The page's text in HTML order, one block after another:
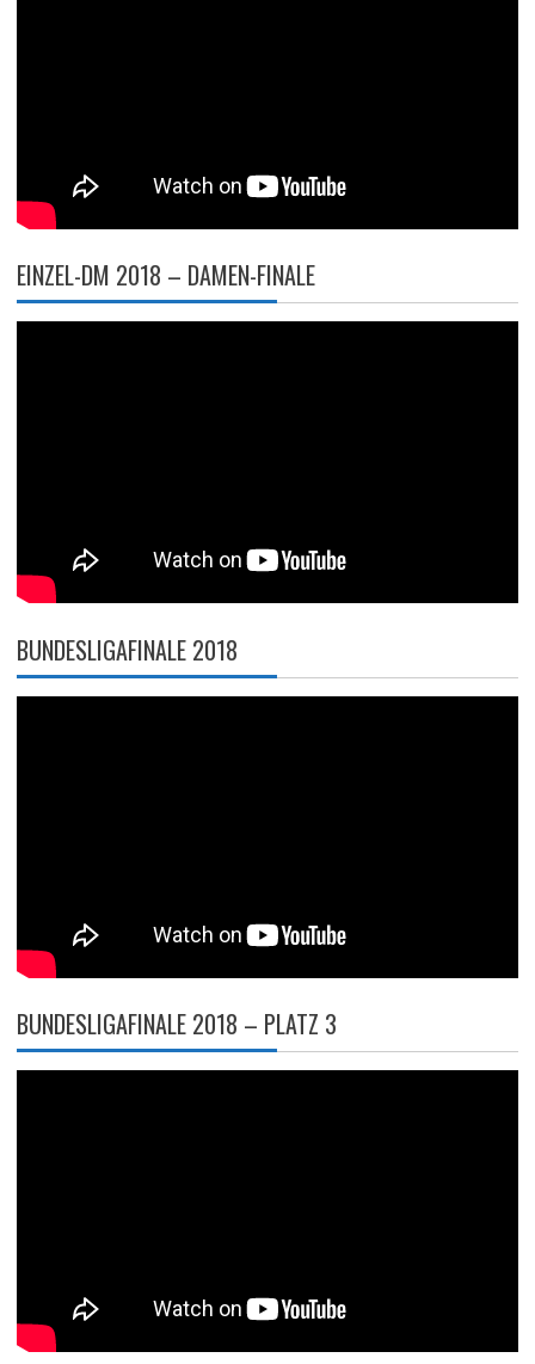
EINZEL-DM 2018 – DAMEN-FINALE
BUNDESLIGAFINALE 2018
BUNDESLIGAFINALE 2018 – PLATZ 3